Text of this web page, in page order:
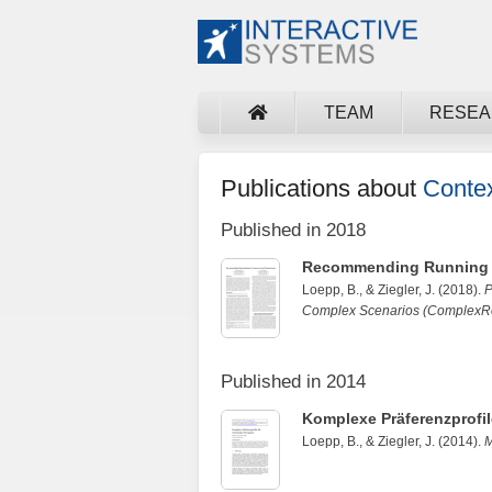
TEAM
Publications about
Published in 2018
Recommending
Loepp, B., & Ziegler, J. (2018).
Complex Scenarios
Published in 2014
Komplexe
Loepp, B., & Ziegler, J. (2014).